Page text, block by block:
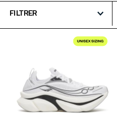
FILTRER